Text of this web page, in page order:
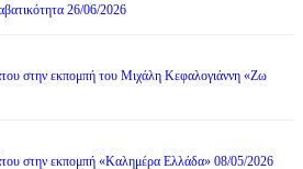
26/06/2026
στην εκπομπή του Μιχάλη Κεφαλογιάννη «Ζω
στην εκπομπή «Καλημέρα Ελλάδα» 08/05/2026